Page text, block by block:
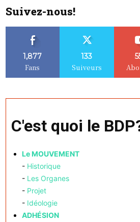
Suivez-nous!
1,877
Fans
133
Suiveurs
C'est quoi le
Le MOUVEMENT
- Historique
- Les Organes
- Projet
- Idéologie
ADHÉSION